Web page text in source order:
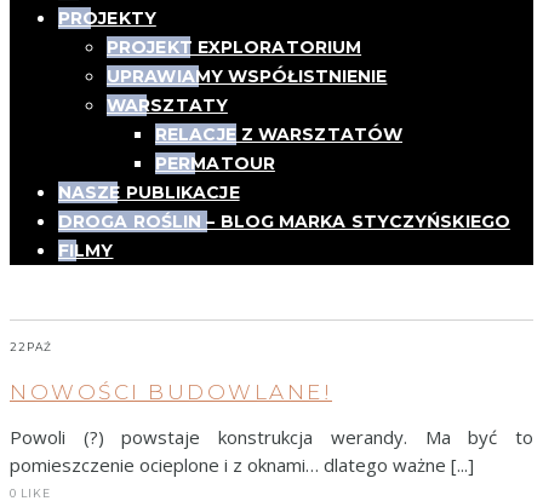
PROJEKTY
PROJEKT EXPLORATORIUM
UPRAWIAMY WSPÓŁISTNIENIE
WARSZTATY
RELACJE Z WARSZTATÓW
PERMATOUR
NASZE PUBLIKACJE
DROGA ROŚLIN – BLOG MARKA STYCZYŃSKIEGO
FILMY
22 PAŹ
NOWOŚCI BUDOWLANE!
Powoli (?) powstaje konstrukcja werandy. Ma być to
pomieszczenie ocieplone i z oknami… dlatego ważne [...]
0 LIKE